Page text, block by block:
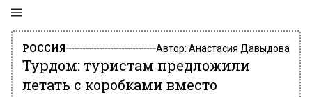
РОССИЯ Автор: Анастасия Давыдова
Турдом: туристам предложили
летать с коробками вместо